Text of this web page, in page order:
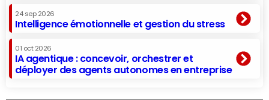
24 sep 2026
Intelligence émotionnelle et gestion du stress
01 oct 2026
IA agentique : concevoir, orchestrer et
déployer des agents autonomes en entreprise